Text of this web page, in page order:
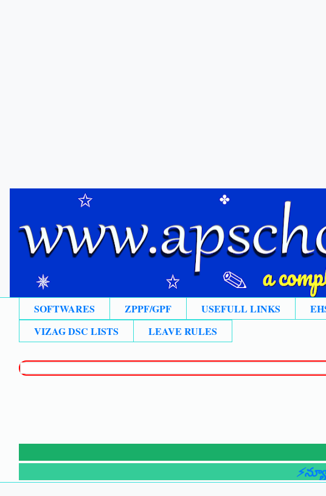
SOFTWARES ZPPF/GPF USEFULL LINKS
VIZAG DSC LISTS
LEAVE RULES
⚡న్యూస్